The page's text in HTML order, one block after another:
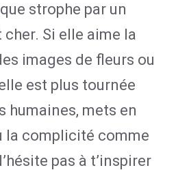
strophe par un
Si elle aime la
images de fleurs ou
est plus tournée
humaines, mets en
la complicité comme
pas à t’inspirer